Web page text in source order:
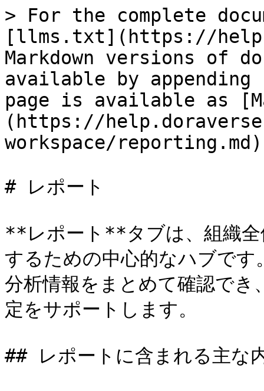
> For the complete
[llms.txt](https://
Markdown versions of
available by
page is available as
(https://
workspace/
# レポート
**レポート**タブは、組織
するための中心的なハブです
分析情報をまとめて確認でき
定をサポートします。
## レポートに含まれる主